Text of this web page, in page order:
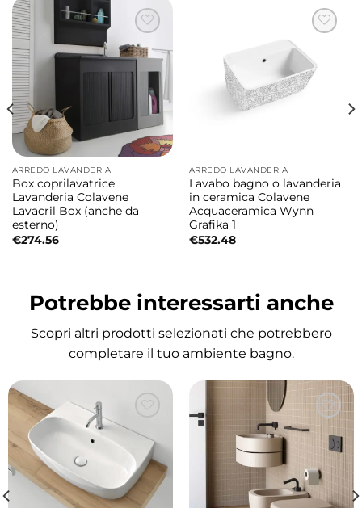
ARREDO LAVANDERIA
Box coprilavatrice
Lavanderia Colavene
Lavacril Box (anche da
esterno)
€274.56
ARREDO LAVANDERIA
Lavabo bagno o lavanderia
in ceramica Colavene
Acquaceramica Wynn
Grafika 1
€532.48
Potrebbe interessarti anche
Scopri altri prodotti selezionati che potrebbero
completare il tuo ambiente bagno.